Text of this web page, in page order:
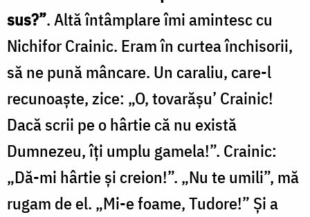
sus?”. Altă întâmplare îmi amintesc cu
Nichifor Crainic. Eram în curtea închisorii,
să ne pună mâncare. Un caraliu, care-l
recunoaşte, zice: „O, tovarăşu’ Crainic!
Dacă scrii pe o hârtie că nu există
Dumnezeu, îţi umplu gamela!”. Crainic:
„Dă-mi hârtie şi creion!”. „Nu te umili”, mă
rugam de el. „Mi-e foame, Tudore!” Şi a